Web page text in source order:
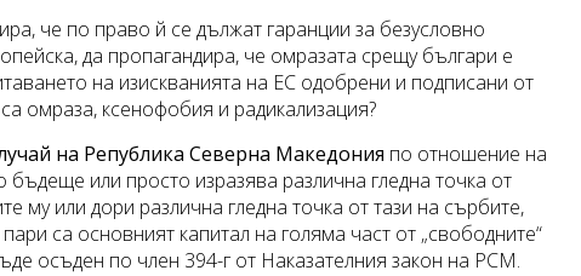
че по право й се дължат гаранции за безусловно
да пропагандира, че омразата срещу българи е
на изискванията на ЕС одобрени и подписани от
омраза, ксенофобия и радикализация?
на Република Северна Македония по отношение на
или просто изразява различна гледна точка от
му или дори различна гледна точка от тази на сърбите,
са основният капитал на голяма част от „свободните“
осъден по член 394-г от Наказателния закон на РСМ.